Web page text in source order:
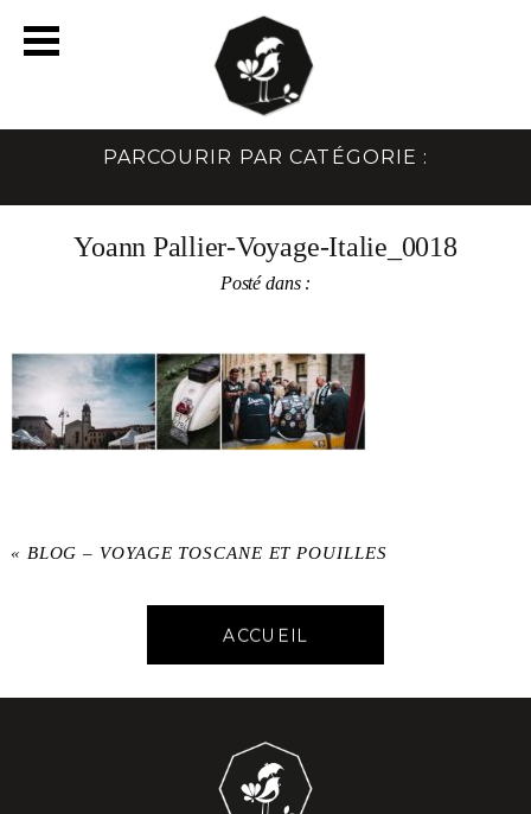
PARCOURIR PAR CATÉGORIE :
Yoann Pallier-Voyage-Italie_0018
Posté dans :
« BLOG – VOYAGE TOSCANE ET POUILLES
ACCUEIL